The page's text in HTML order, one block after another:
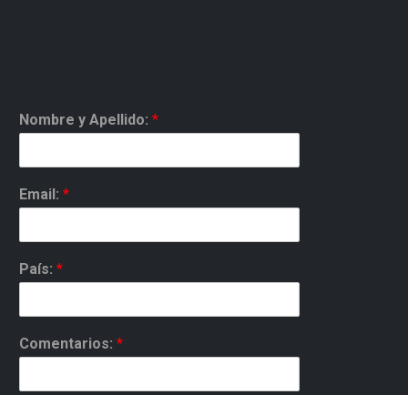
Nombre y Apellido: *
Email: *
País: *
Comentarios: *